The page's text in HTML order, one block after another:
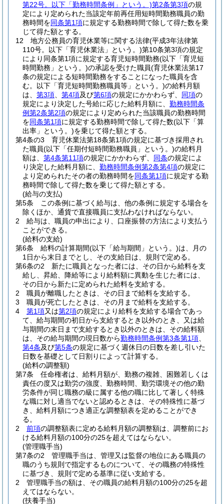
第22号。以下「勤務時間条例」という。)第2条第3項の規
定により定められた当該定年前再任用短時間勤務職員の勤
務時間を同条第1項に規定する勤務時間で除して得た数を乗
じて得た額とする。
12
地方公務員の育児休業等に関する法律(平成3年法律第
110号。以下「育児休業法」という。)第10条第3項の規定
により同条第1項に規定する育児短時間勤務(以下「育児短
時間勤務」という。)の承認を受けた職員(育児休業法第17
条の規定による短時間勤務をすることになった職員を含
む。以下「育児短時間勤務職員等」という。)の給料月額
は、 第3項 第4項及び第6項の規定にかかわらず、 同項の
規定により決定した号給に応じた給料月額に、 勤務時間条
例第2条第2項の規定により定められた当該職員の勤務時間
を同条第1項に規定する勤務時間で除して得た数(以下「算
出率」という。)を乗じて得た額とする。
第4条の3
育児休業法第18条第1項の規定に基づき採用され
た職員(以下「任期付短時間勤務職員」という。)の給料月
額は、 第4条第11項の規定にかかわらず、 同条の規定によ
り決定した給料月額に、 勤務時間条例第2条第4項の規定に
より定められたその者の勤務時間を同条第1項に規定する勤
務時間で除して得た数を乗じて得た額とする。
(給与の支払)
第5条
この条例に基づく給与は、他の条例に規定する場合を
除くほか、通貨で直接職員に支払わなければならない。
2
給与は、職員の申出により、口座振替の方法により支払う
ことができる。
(給料の支給)
第6条
給料の計算期間(以下「給与期間」という。)は、月の
1日から末日までとし、その支給日は、規則で定める。
第6条の2
新たに職員となった者には、その日から給料を支
給し、昇給、降給等により給料額に異動を生じた者には、
その日から新たに定められた給料を支給する。
2
職員が離職したときは、その日まで給料を支給する。
3
職員が死亡したときは、その月まで給料を支給する。
4
第1項又は第2項の規定により給料を支給する場合であっ
て、給与期間の初日から支給するとき以外のとき、又は給
与期間の末日まで支給するとき以外のときは、その給料額
は、その給与期間の現日数から勤務時間条例第3条第1項
第4条及び第5条の規定に基づく週休日の日数を差し引いた
日数を基礎として日割りによって計算する。
(給料の調整額)
第7条
任命権者は、給料月額が、勤務の複雑、困難若しくは
責任の度又は勤労の強度、勤務時間、勤労環境その他の勤
労条件が同じ職務の級に属する他の職に比して著しく特殊
な職に対し適当でないと認めるときは、その特殊性に基づ
き、給料月額につき適正な調整額表を定めることができ
る。
2
前項の調整額表に定める給料月額の調整額は、調整前にお
ける給料月額の100分の25を超えてはならない。
(管理職手当)
第7条の2
管理職手当は、管理又は監督の地位にある職員の
職のうち規則で指定するものについて、その職務の特殊性
に基づき、規則で定める基準に従い支給する。
2
管理職手当の額は、その職員の給料月額の100分の25を超
えてはならない。
(扶養手当)